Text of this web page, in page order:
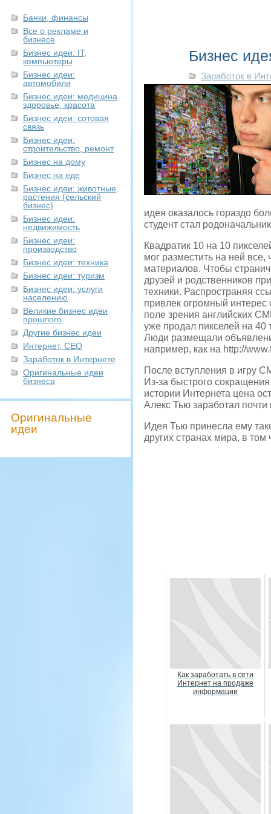
Банки, финансы
Все о рекламе и
бизнесе
Бизнес идеи: IT,
компьютеры
Бизнес идеи:
автомобили
Бизнес идеи: медицина,
здоровье, красота
Бизнес идеи: сотовая
связь
Бизнес идеи:
строительство, ремонт
Бизнес на дому
Бизнес на еде
Бизнес идеи: животные,
растения (сельский
бизнес)
Бизнес идеи:
недвижимость
Бизнес идеи:
производство
Бизнес идеи: техника
Бизнес идеи: туризм
Бизнес идеи: услуги
населению
Великие бизнес идеи
прошлого
Другие бизнес идеи
Интернет, СЕО
Заработок в Интернете
Оригинальные идеи
бизнеса
Оригинальные
идеи
Бизнес
Заработок в
идея оказалось гораздо
студент стал
Квадратик 10 на 10
мог разместить на ней
материалов. Чтобы
друзей и родственников
техники. Распространяя
привлек огромный интерес
поле зрения английских
уже продал пикселей на 40
Люди размещали
например, как на http://
После вступления в игру
Из-за быстрого
истории Интернета цена
Алекс Тью заработал
Идея Тью принесла ему
других странах мира, в
Как заработать в сети
Интернет на продаже
информации